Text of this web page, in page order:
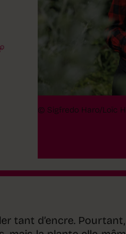
© Sigfredo Haro/Loïc
tant d’encre.